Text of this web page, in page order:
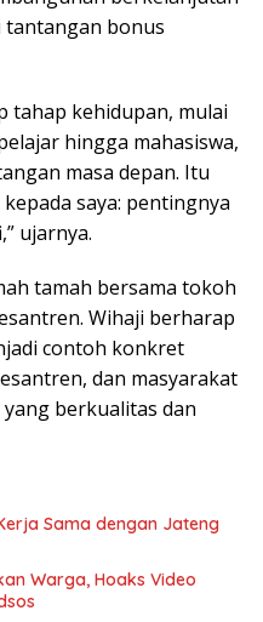
tantangan bonus
tahap kehidupan, mulai
hingga mahasiswa,
masa depan. Itu
saya: pentingnya
ujarnya.
tamah bersama tokoh
Wihaji berharap
contoh konkret
dan masyarakat
berkualitas dan
Sama dengan Jateng
Warga, Hoaks Video